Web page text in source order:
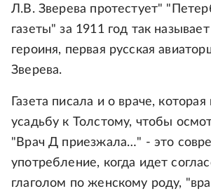
Л.В. Зверева протестует"
газеты" за 1911 год так
героиня, первая русская
Зверева.
Газета писала и о враче,
усадьбу к Толстому, чтобы
"Врач Д приезжала…" - это
употребление, когда идет
глаголом по женскому роду,